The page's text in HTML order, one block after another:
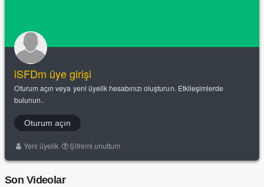
iSFDm üye girişi
Oturum açın veya yeni üyelik hesabınızı oluşturun. Etkileşimlerde
bulunun..
Oturum açın
Yeni üyelik Şifremi unuttum
Son Videolar